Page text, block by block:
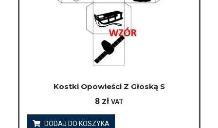
Kostki Opowieści Z Głoską S
8 zł VAT
DODAJ DO KOSZYKA